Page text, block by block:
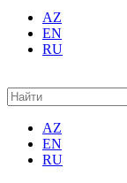
AZ
EN
RU
AZ
EN
RU